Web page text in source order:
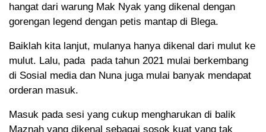
hangat dari warung Mak Nyak yang dikenal dengan
gorengan legend dengan petis mantap di Blega.
Baiklah kita lanjut, mulanya hanya dikenal dari mulut ke
mulut. Lalu, pada pada tahun 2021 mulai berkembang
di Sosial media dan Nuna juga mulai banyak mendapat
orderan masuk.
Masuk pada sesi yang cukup mengharukan di balik
Maznah yang dikenal sebagai sosok kuat yang tak